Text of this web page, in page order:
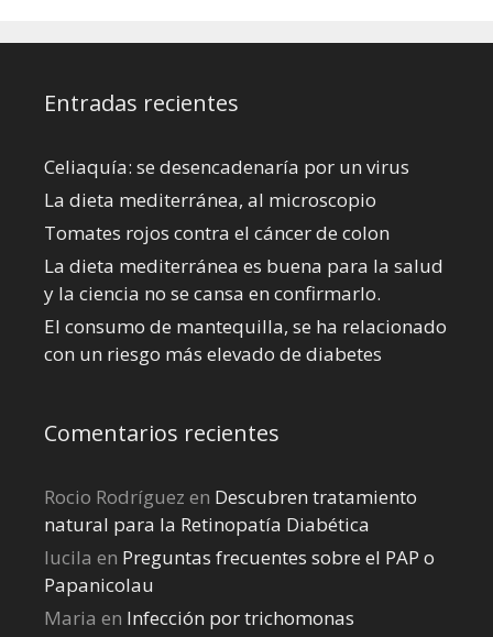
Entradas recientes
Celiaquía: se desencadenaría por un virus
La dieta mediterránea, al microscopio
Tomates rojos contra el cáncer de colon
La dieta mediterránea es buena para la salud
y la ciencia no se cansa en confirmarlo.
El consumo de mantequilla, se ha relacionado
con un riesgo más elevado de diabetes
Comentarios recientes
Rocio Rodríguez en Descubren tratamiento
natural para la Retinopatía Diabética
lucila en Preguntas frecuentes sobre el PAP o
Papanicolau
Maria en Infección por trichomonas